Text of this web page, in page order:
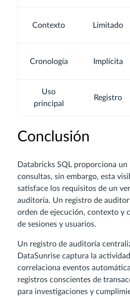
Contexto Limitado
Cronología Implícita
Uso
principal
Registro
Conclusión
Databricks SQL proporciona
consultas, sin embargo, esta
satisface los requisitos de un
auditoría. Un registro de
orden de ejecución, contexto y
de sesiones y usuarios.
Un registro de auditoría
DataSunrise captura la
correlaciona eventos
registros conscientes de
para investigaciones y